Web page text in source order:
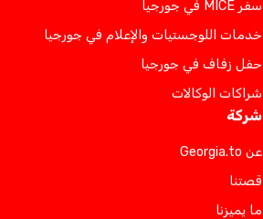
سفر MICE في جورجيا
خدمات اللوجستيات والإعلام في جورجيا
حفل زفاف في جورجيا
شراكات الوكالات
شركة
عن Georgia.to
قصتنا
ما يميزنا